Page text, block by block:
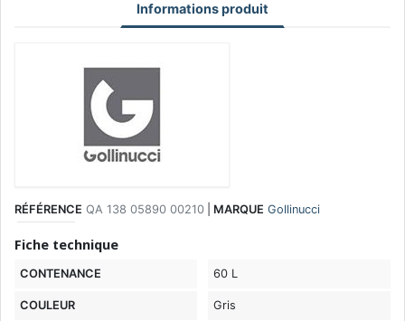
Informations produit
RÉFÉRENCE QA 138 05890 00210 MARQUE Gollinucci
Fiche technique
CONTENANCE 60 L
COULEUR Gris